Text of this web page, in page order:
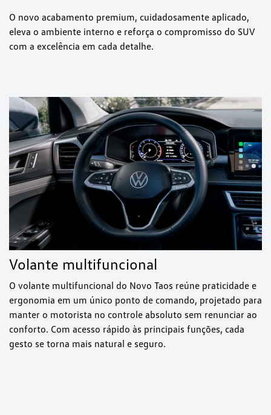
O novo acabamento premium, cuidadosamente aplicado,
eleva o ambiente interno e reforça o compromisso do SUV
com a excelência em cada detalhe.
Volante multifuncional
O volante multifuncional do Novo Taos reúne praticidade e
ergonomia em um único ponto de comando, projetado para
manter o motorista no controle absoluto sem renunciar ao
conforto. Com acesso rápido às principais funções, cada
gesto se torna mais natural e seguro.